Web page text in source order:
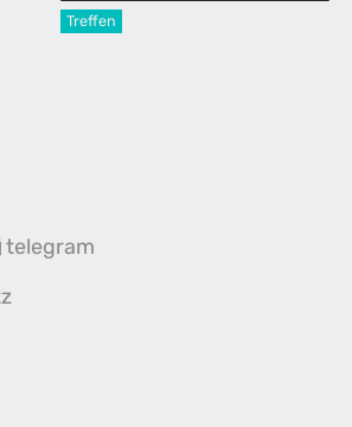
Treffen
telegram